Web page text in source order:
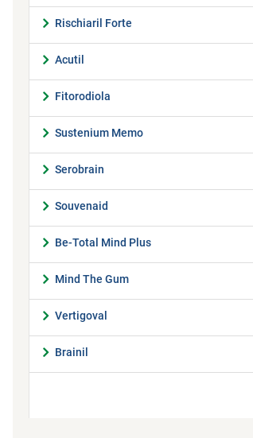
Rischiaril Forte
Acutil
Fitorodiola
Sustenium Memo
Serobrain
Souvenaid
Be-Total Mind Plus
Mind The Gum
Vertigoval
Brainil